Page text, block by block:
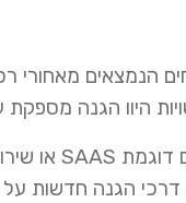
היוו הגנה
הגנה חדשות